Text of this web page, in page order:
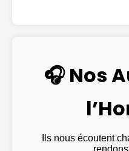
🎧 Nos
Ils nous écoutent